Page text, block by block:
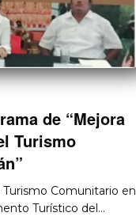
de “Mejora
Turismo
Turismo Comunitario en
Turístico del…